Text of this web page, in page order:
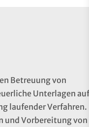
Betreuung von
Unterlagen auf
laufender Verfahren.
und Vorbereitung von